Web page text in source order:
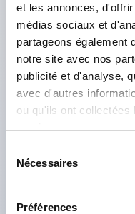
et les annonces,
médias sociaux et
partageons également
notre site avec nos
publicité et d'analyse,
avec d'autres
ou qu'ils ont collectées
services.
Nécessaires
Préférences
Peut être posé à
Robustesse avec
Structure de
Verrou extensible
extensible intégrés
Crochet de fixation
d'alimentation/
filaire, contacts